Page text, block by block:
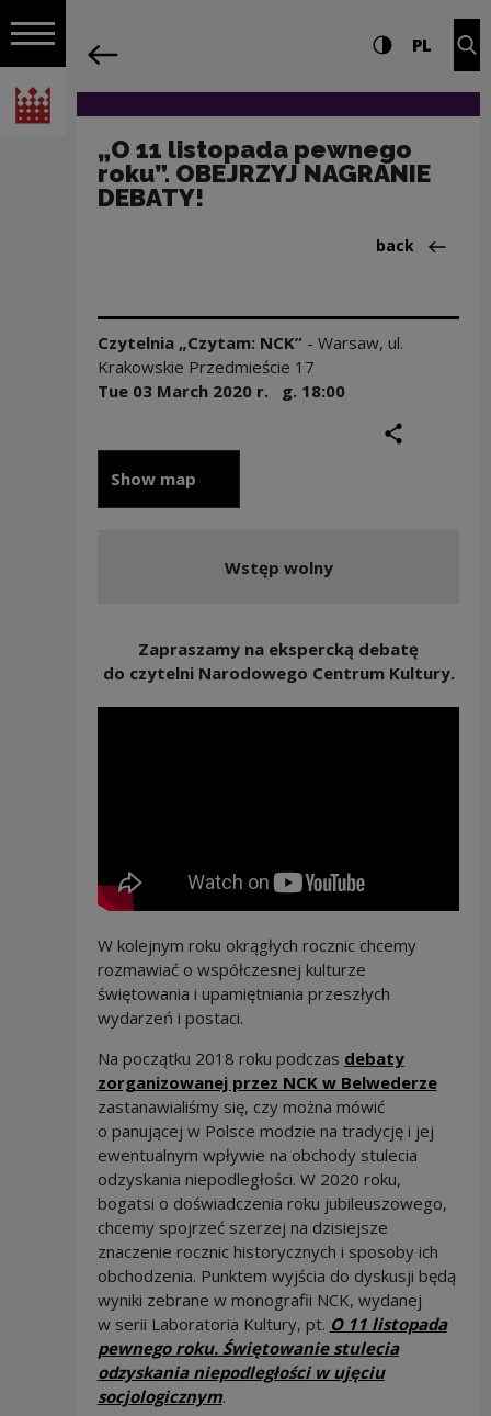
Open navigation
National Centre for Culture Poland
Navigation Settings and search
High contrast
PL
„O 11 listopada pewnego
roku”. OBEJRZYJ NAGRANIE
DEBATY!
Back
back
Czytelnia „Czytam: NCK” - Warsaw, ul.
Krakowskie Przedmieście 17
Tue 03 March 2020r. g. 18:00
Show map
Wstęp wolny
Zapraszamy na ekspercką debatę
do czytelni Narodowego Centrum Kultury.
W kolejnym roku okrągłych rocznic chcemy
rozmawiać o współczesnej kulturze
świętowania i upamiętniania przeszłych
wydarzeń i postaci.
Na początku 2018 roku podczas debaty
zorganizowanej przez NCK w Belwederze
zastanawialiśmy się, czy można mówić
o panującej w Polsce modzie na tradycję i jej
ewentualnym wpływie na obchody stulecia
odzyskania niepodległości. W 2020 roku,
bogatsi o doświadczenia roku jubileuszowego,
chcemy spojrzeć szerzej na dzisiejsze
znaczenie rocznic historycznych i sposoby ich
obchodzenia. Punktem wyjścia do dyskusji będą
wyniki zebrane w monografii NCK, wydanej
w serii Laboratoria Kultury, pt. O 11 listopada
pewnego roku. Świętowanie stulecia
odzyskania niepodległości w ujęciu
socjologicznym.